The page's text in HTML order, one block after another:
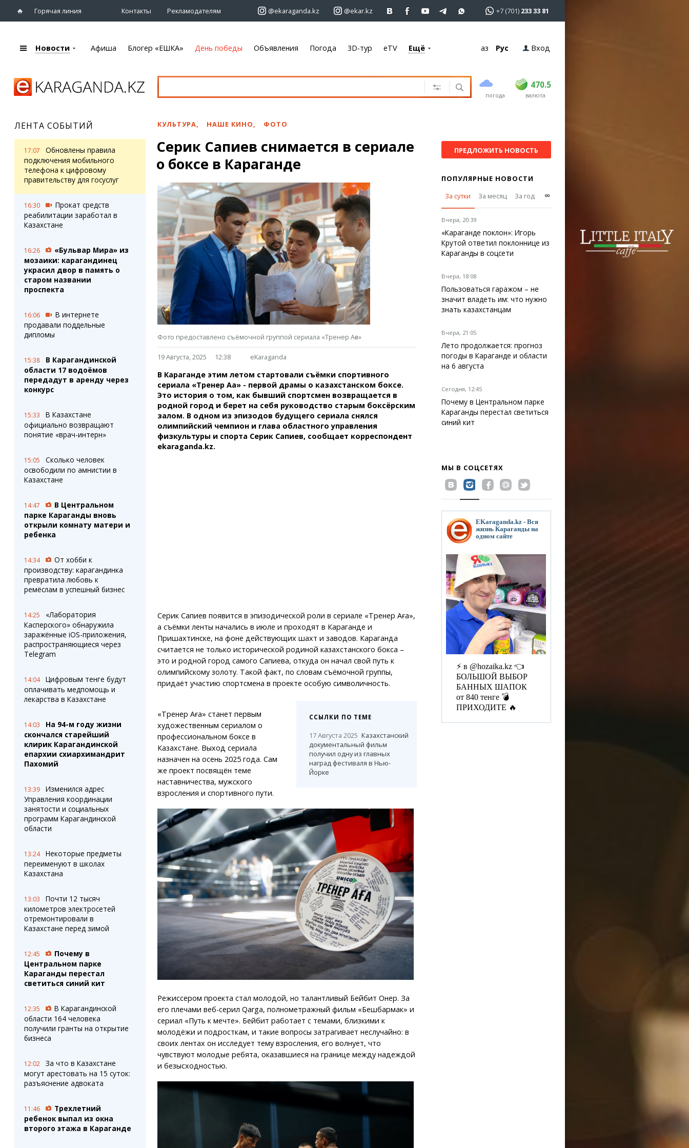
Горячая линия Контакты Рекламодателям @ekaraganda.kz @ekar.kz +7 (701) 233 33 81
Караганды
eTV
Рассылка новостей
Персоны
Интервью
Афиша
Театры
Спорт
Выставки
Цирк и зоопарк
Объявления
Автомобили
Услуги
Электроника
Мебель
Блогер «ЕШКА»
Лента блогера
Коллаж недели
Ешкин гороскоп
Web-камеры
Пробки
Карта Караганды
Организации
Мой участковый
Перекрытие дорог
Погода
Караганда
Темиртау
Балхаш
Жезказган
Фото
Видео
Сервисы
Переводчик
Справочник
Расписание транспорта
Экстренные службы
Каталог компаний
Новости Афиша Блогер «ЕШКА» День победы Объявления Погода 3D-тур eTV Ещё Қаз Рус Вход
погода
470.5
USD 469 470.5
EUR валюта
ЛЕНТА СОБЫТИЙ
17:07
Обновлены правила
подключения мобильного
телефона к цифровому
правительству для госуслуг
16:30
Прокат средств
реабилитации заработал в
Казахстане
16:26
«Бульвар Мира» из
мозаики: карагандинец
украсил двор в память о
старом названии
проспекта
16:06
В интернете
продавали поддельные
дипломы
15:38
В Карагандинской
области 17 водоёмов
передадут в аренду через
конкурс
15:33
В Казахстане
официально возвращают
понятие «врач-интерн»
15:05
Сколько человек
освободили по амнистии в
Казахстане
14:47
В Центральном
парке Караганды вновь
открыли комнату матери и
ребенка
14:34
От хобби к
производству: карагандинка
превратила любовь к
ремёслам в успешный бизнес
14:25
«Лаборатория
Касперского» обнаружила
заражённые iOS-приложения,
распространяющиеся через
Telegram
14:04
Цифровым тенге будут
оплачивать медпомощь и
лекарства в Казахстане
14:03
На 94-м году жизни
скончался старейший
клирик Карагандинской
епархии схиархимандрит
Пахомий
13:39
Изменился адрес
Управления координации
занятости и социальных
программ Карагандинской
области
13:24
Некоторые предметы
переименуют в школах
Казахстана
13:03
Почти 12 тысяч
километров электросетей
отремонтировали в
Казахстане перед зимой
12:45
Почему в
Центральном парке
Караганды перестал
светиться синий кит
12:35
В Карагандинской
области 164 человека
получили гранты на открытие
бизнеса
12:02
За что в Казахстане
могут арестовать на 15 суток:
разъяснение адвоката
11:46
Трехлетний
ребенок выпал из окна
второго этажа в Караганде
КУЛЬТУРА, НАШЕ КИНО, ФОТО
Серик Сапиев снимается в сериале
о боксе в Караганде
Фото предоставлено съёмочной группой сериала «Тренер Аға»
19 Августа, 2025 12:38 eKaraganda
В Караганде этим летом стартовали съёмки спортивного
сериала «Тренер Аға» - первой драмы о казахстанском боксе.
Это история о том, как бывший спортсмен возвращается в
родной город и берет на себя руководство старым боксёрским
залом. В одном из эпизодов будущего сериала снялся
олимпийский чемпион и глава областного управления
физкультуры и спорта Серик Сапиев, сообщает корреспондент
ekaraganda.kz.
Серик Сапиев появится в эпизодической роли в сериале «Тренер Аға»,
а съёмки ленты начались в июле и проходят в Караганде и
Пришахтинске, на фоне действующих шахт и заводов. Караганда
считается не только исторической родиной казахстанского бокса –
это и родной город самого Сапиева, откуда он начал свой путь к
олимпийскому золоту. Такой факт, по словам съёмочной группы,
придаёт участию спортсмена в проекте особую символичность.
ССЫЛКИ ПО ТЕМЕ
17 Августа 2025 Казахстанский
документальный фильм
получил одну из главных
наград фестиваля в Нью-
Йорке
«Тренер Аға» станет первым
художественным сериалом о
профессиональном боксе в
Казахстане. Выход сериала
назначен на осень 2025 года. Сам
же проект посвящён теме
наставничества, мужского
взросления и спортивного пути.
Режиссером проекта стал молодой, но талантливый Бейбит Онер. За
его плечами веб-серил Qarga, полнометражный фильм «Бешбармак» и
сериал «Путь к мечте». Бейбит работает с темами, близкими к
молодёжи и подросткам, и такие вопросы затрагивает неслучайно: в
своих лентах он исследует тему взросления, его волнует, что
чувствуют молодые ребята, оказавшиеся на границе между надеждой
и безысходностью.
ПРЕДЛОЖИТЬ НОВОСТЬ
ПОПУЛЯРНЫЕ НОВОСТИ
За сутки
За месяц За год ∞
Вчера, 20:39
«Караганде поклон»: Игорь
Крутой ответил поклоннице из
Караганды в соцсети
Вчера, 18:08
Пользоваться гаражом – не
значит владеть им: что нужно
знать казахстанцам
Вчера, 21:05
Лето продолжается: прогноз
погоды в Караганде и области
на 6 августа
Сегодня, 12:45
Почему в Центральном парке
Караганды перестал светиться
синий кит
МЫ В СОЦСЕТЯХ
EKaraganda.kz - Вся
жизнь Караганды на
одном сайте